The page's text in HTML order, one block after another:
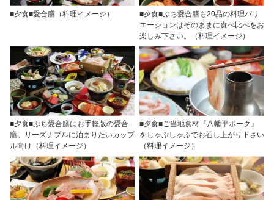
■夕食■愛合膳（料理イメージ）
■夕食■ぷち愛合膳も20品の料理バリ
エーションはそのままに食べ比べをお
楽しみ下さい。（料理イメージ）
■夕食■ぷち愛合膳はお手軽版の愛合
膳。リーズナブルに泊まりたいカップ
ル向け（料理イメージ）
■夕食■ご当地食材『八幡平ポーク』
をしゃぶしゃぶでお召し上がり下さい
（料理イメージ）